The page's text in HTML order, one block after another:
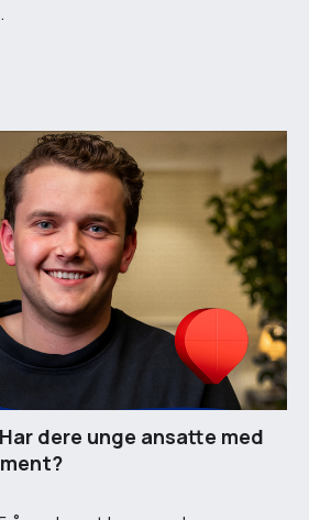
dere unge ansatte med